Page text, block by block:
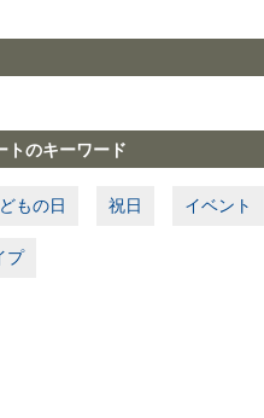
トのキーワード
もの日 祝日 イベント
プ